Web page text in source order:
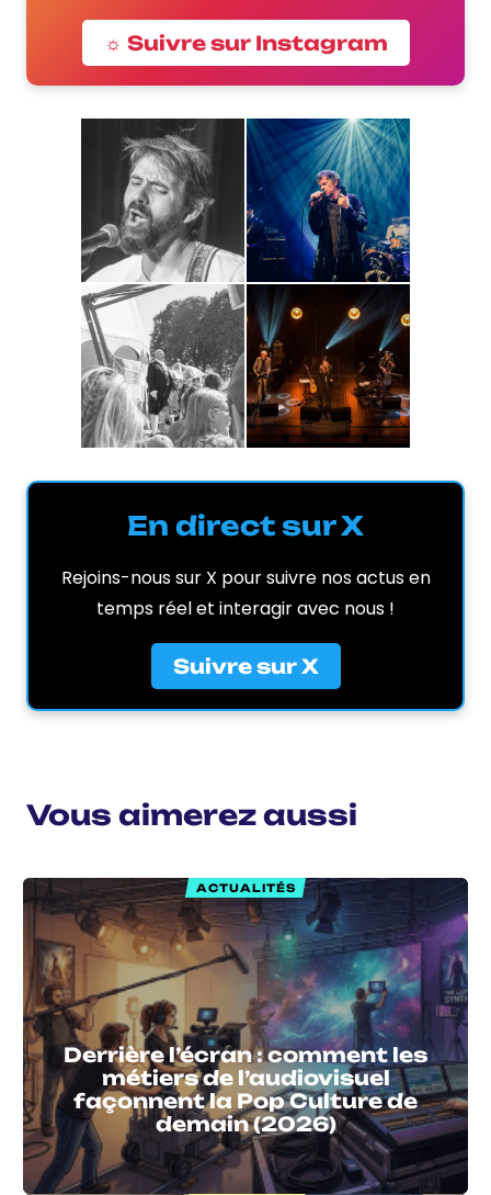
☼ Suivre sur Instagram
En direct sur X
Rejoins-nous sur X pour suivre nos actus en
temps réel et interagir avec nous !
Suivre sur X
Vous aimerez aussi
ACTUALITÉS
Derrière l’écran : comment les
métiers de l’audiovisuel
façonnent la Pop Culture de
demain (2026)